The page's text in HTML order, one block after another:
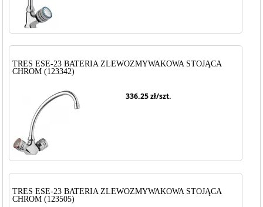
TRES ESE-23 BATERIA ZLEWOZMYWAKOWA STOJĄCA
CHROM (123342)
336.25zł/szt.
TRES ESE-23 BATERIA ZLEWOZMYWAKOWA STOJĄCA
CHROM (123505)